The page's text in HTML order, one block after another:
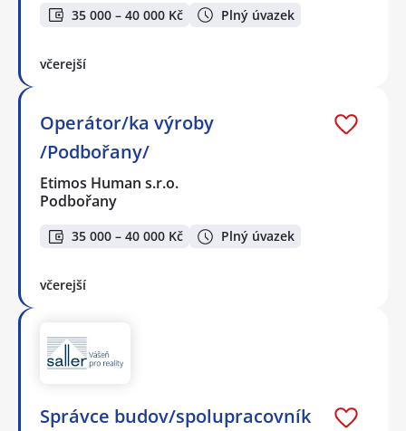
35 000 – 40 000 Kč Plný úvazek
včerejší
Operátor/ka výroby
/Podbořany/
Etimos Human s.r.o.
Podbořany
35 000 – 40 000 Kč Plný úvazek
včerejší
Správce budov/spolupracovník